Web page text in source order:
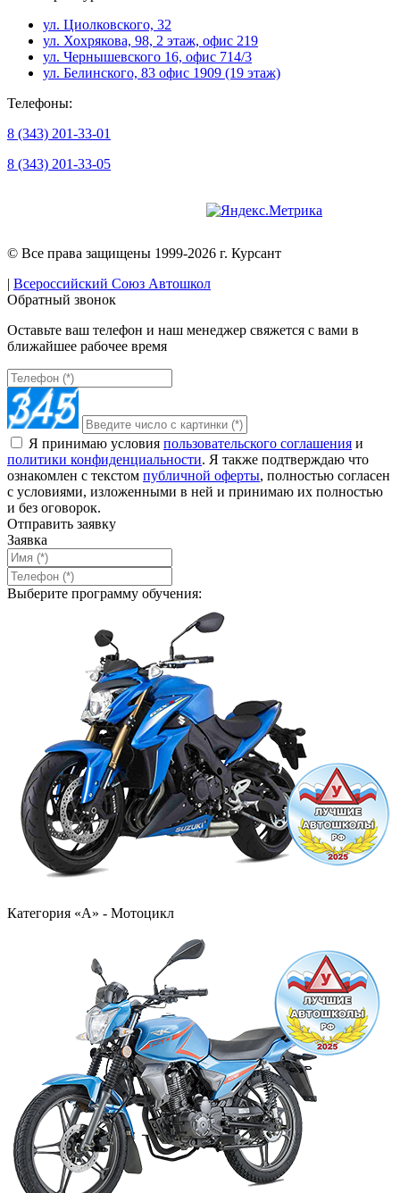
ул. Циолковского, 32
ул. Хохрякова, 98, 2 этаж, офис 219
ул. Чернышевского 16, офис 714/3
ул. Белинского, 83 офис 1909 (19 этаж)
Телефоны:
8 (343) 201-33-01
8 (343) 201-33-05
© Все права защищены 1999-2026 г. Курсант
| Всероссийский Союз Автошкол
Обратный звонок
Оставьте ваш телефон и наш менеджер свяжется с вами в
ближайшее рабочее время
Я принимаю условия пользовательского соглашения и
политики конфиденциальности. Я также подтверждаю что
ознакомлен с текстом публичной оферты, полностью согласен
с условиями, изложенными в ней и принимаю их полностью
и без оговорок.
Отправить заявку
Заявка
Выберите программу обучения:
Категория «А» - Мотоцикл